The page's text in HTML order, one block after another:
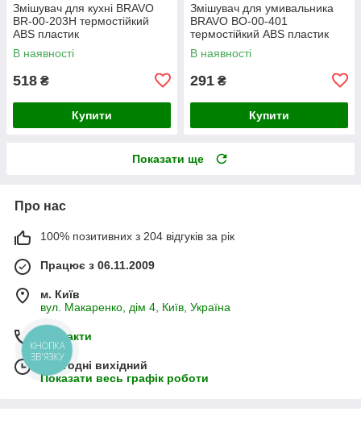
Змішувач для кухні BRAVO
BR-00-203H термостійкий
ABS пластик
В наявності
518 ₴
Купити
Змішувач для умивальника
BRAVO BO-00-401
термостійкий ABS пластик
В наявності
291 ₴
Купити
Показати ще
Про нас
100% позитивних з 204 відгуків за рік
Працює з 06.11.2009
м. Київ
вул. Макаренко, дім 4, Київ, Україна
Контакти
Сьогодні вихідний
Показати весь графік роботи
КНОПКА
ЗВ'ЯЗКУ